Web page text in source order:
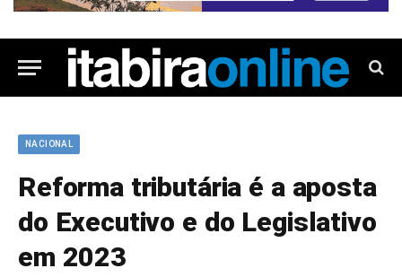
NACIONAL
Reforma tributária é a aposta
do Executivo e do Legislativo
em 2023